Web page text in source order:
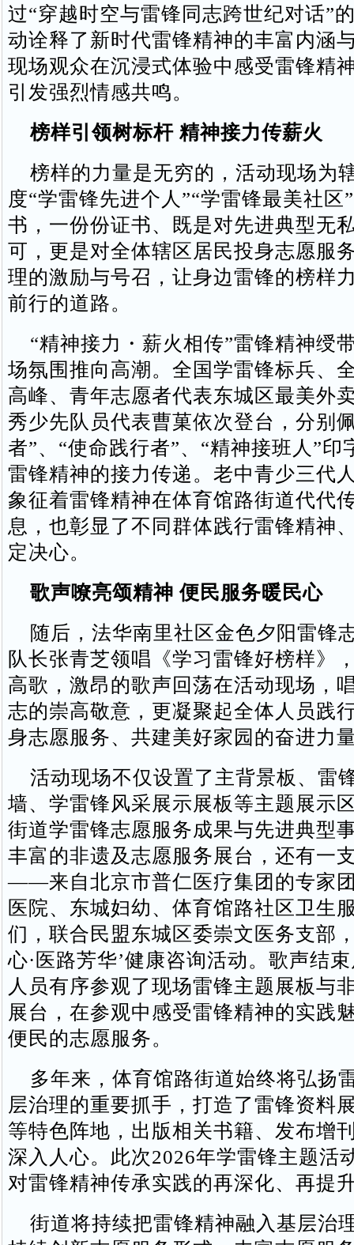
过“穿越时空与雷锋同志跨世纪对话”
动诠释了新时代雷锋精神的丰富内涵
现场观众在沉浸式体验中感受雷锋精
引发强烈情感共鸣。
榜样引领树标杆 精神接力传薪火
榜样的力量是无穷的，活动现场为
度“学雷锋先进个人”“学雷锋最美社区
书，一份份证书、既是对先进典型无
可，更是对全体辖区居民投身志愿服
理的激励与号召，让身边雷锋的榜样
前行的道路。
“精神接力・薪火相传”雷锋精神绶
场氛围推向高潮。全国学雷锋标兵、
高峰、青年志愿者代表东城区最美外
秀少先队员代表曹菓依次登台，分别
者”、“使命践行者”、“精神接班人”印
雷锋精神的接力传递。老中青少三代
象征着雷锋精神在体育馆路街道代代
息，也彰显了不同群体践行雷锋精神
定决心。
歌声嘹亮颂精神 便民服务暖民心
随后，法华南里社区金色夕阳雷锋
队长张青芝领唱《学习雷锋好榜样》
高歌，激昂的歌声回荡在活动现场，
志的崇高敬意，更凝聚起全体人员践
身志愿服务、共建美好家园的奋进力
活动现场不仅设置了主背景板、雷
墙、学雷锋风采展示展板等主题展示
街道学雷锋志愿服务成果与先进典型
丰富的非遗及志愿服务展台，还有一
——来自北京市普仁医疗集团的专家
医院、东城妇幼、体育馆路社区卫生
们，联合民盟东城区委崇文医务支部
心·医路芳华’健康咨询活动。歌声结
人员有序参观了现场雷锋主题展板与
展台，在参观中感受雷锋精神的实践
便民的志愿服务。
多年来，体育馆路街道始终将弘扬
层治理的重要抓手，打造了雷锋资料
等特色阵地，出版相关书籍、发布增
深入人心。此次2026年学雷锋主题活
对雷锋精神传承实践的再深化、再提
街道将持续把雷锋精神融入基层治